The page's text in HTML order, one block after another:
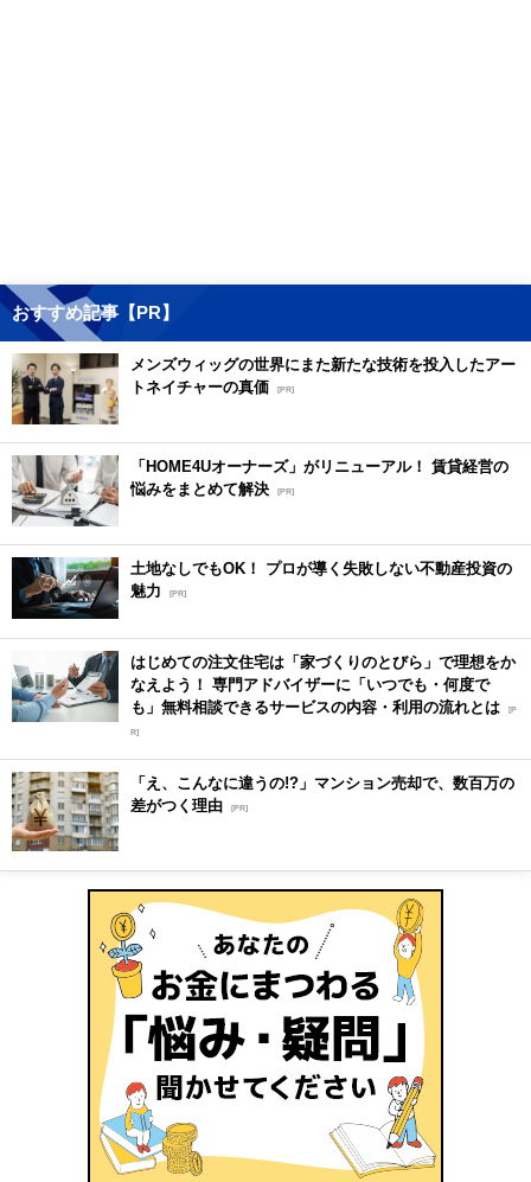
おすすめ記事【PR】
メンズウィッグの世界にまた新たな技術を投入したアー
トネイチャーの真価 [PR]
「HOME4Uオーナーズ」がリニューアル！ 賃貸経営の
悩みをまとめて解決 [PR]
土地なしでもOK！ プロが導く失敗しない不動産投資の
魅力
[PR]
はじめての注文住宅は「家づくりのとびら」で理想をか
なえよう！ 専門アドバイザーに「いつでも・何度で
も」無料相談できるサービスの内容・利用の流れとは [P
R]
「え、こんなに違うの!?」マンション売却で、数百万の
差がつく理由 [PR]